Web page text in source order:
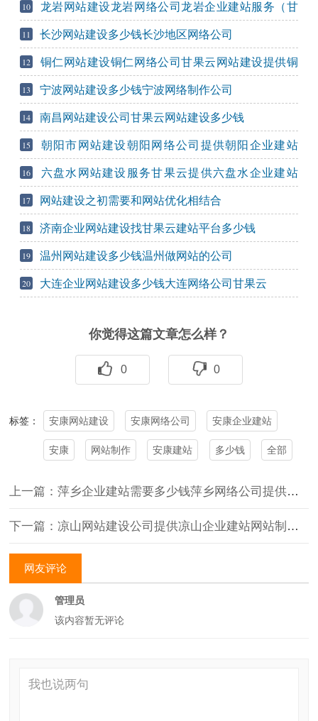
10
龙岩网站建设龙岩网络公司龙岩企业建站服务（甘
果云建站）
11 长沙网站建设多少钱长沙地区网络公司
12
铜仁网站建设铜仁网络公司甘果云网站建设提供铜
仁企业建站
13 宁波网站建设多少钱宁波网络制作公司
14 南昌网站建设公司甘果云网站建设多少钱
15
朝阳市网站建设朝阳网络公司提供朝阳企业建站
（甘果云建站平台怎么样）
16
六盘水网站建设服务甘果云提供六盘水企业建站
（甘果云网站建设平台）
17 网站建设之初需要和网站优化相结合
18 济南企业网站建设找甘果云建站平台多少钱
19 温州网站建设多少钱温州做网站的公司
20 大连企业网站建设多少钱大连网络公司甘果云
你觉得这篇文章怎么样？
0 0
标签： 安康网站建设 安康网络公司 安康企业建站
安康 网站制作 安康建站 多少钱 全部
上一篇：萍乡企业建站需要多少钱萍乡网络公司提供萍乡网站建设
下一篇：凉山网站建设公司提供凉山企业建站网站制作服务（甘果云建站平台）
网友评论
管理员
该内容暂无评论